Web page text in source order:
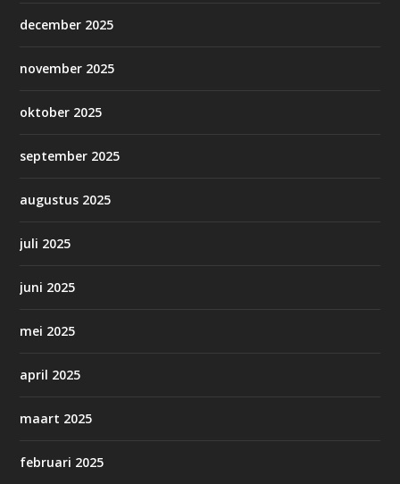
december 2025
november 2025
oktober 2025
september 2025
augustus 2025
juli 2025
juni 2025
mei 2025
april 2025
maart 2025
februari 2025